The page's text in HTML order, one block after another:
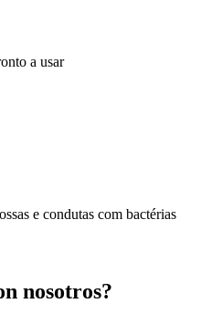
a usar
e condutas com bactérias
nosotros?